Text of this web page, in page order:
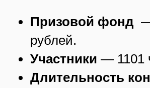
Призовой фонд
рублей.
Участники — 1101
Длительность